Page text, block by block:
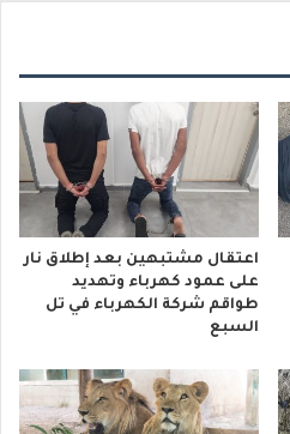
اعتقال مشتبهين بعد إطلاق نار
على عمود كهرباء وتهديد
طواقم شركة الكهرباء في تل
السبع